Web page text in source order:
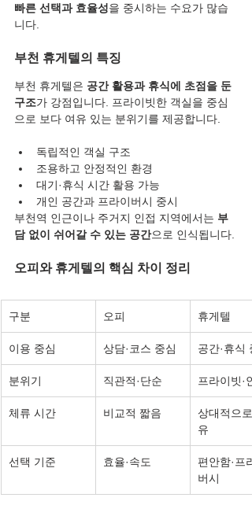
빠른 선택과 효율성을 중시하는 수요가 많습
니다.
부천 휴게텔의 특징
부천 휴게텔은 공간 활용과 휴식에 초점을 둔
구조가 강점입니다. 프라이빗한 객실을 중심
으로 보다 여유 있는 분위기를 제공합니다.
독립적인 객실 구조
조용하고 안정적인 환경
대기·휴식 시간 활용 가능
개인 공간과 프라이버시 중시
부천역 인근이나 주거지 인접 지역에서는 부
담 없이 쉬어갈 수 있는 공간으로 인식됩니다.
오피와 휴게텔의 핵심 차이 정리
구분 오피 휴게텔
이용 중심 상담·코스 중심 공간·휴식
분위기 직관적·단순 프라이빗·
체류 시간 비교적 짧음
상대적으로
유
선택 기준 효율·속도
편안함·프
버시